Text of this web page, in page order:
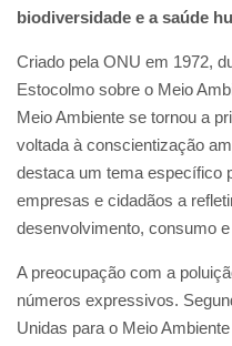
biodiversidade e a saúde
Criado pela ONU em 1972,
Estocolmo sobre o Meio
Meio Ambiente se tornou a
voltada à conscientização
destaca um tema específico
empresas e cidadãos a
desenvolvimento, consumo
A preocupação com a
números expressivos.
Unidas para o Meio